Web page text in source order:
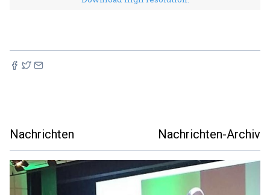
Nachrichten Nachrichten-Archiv